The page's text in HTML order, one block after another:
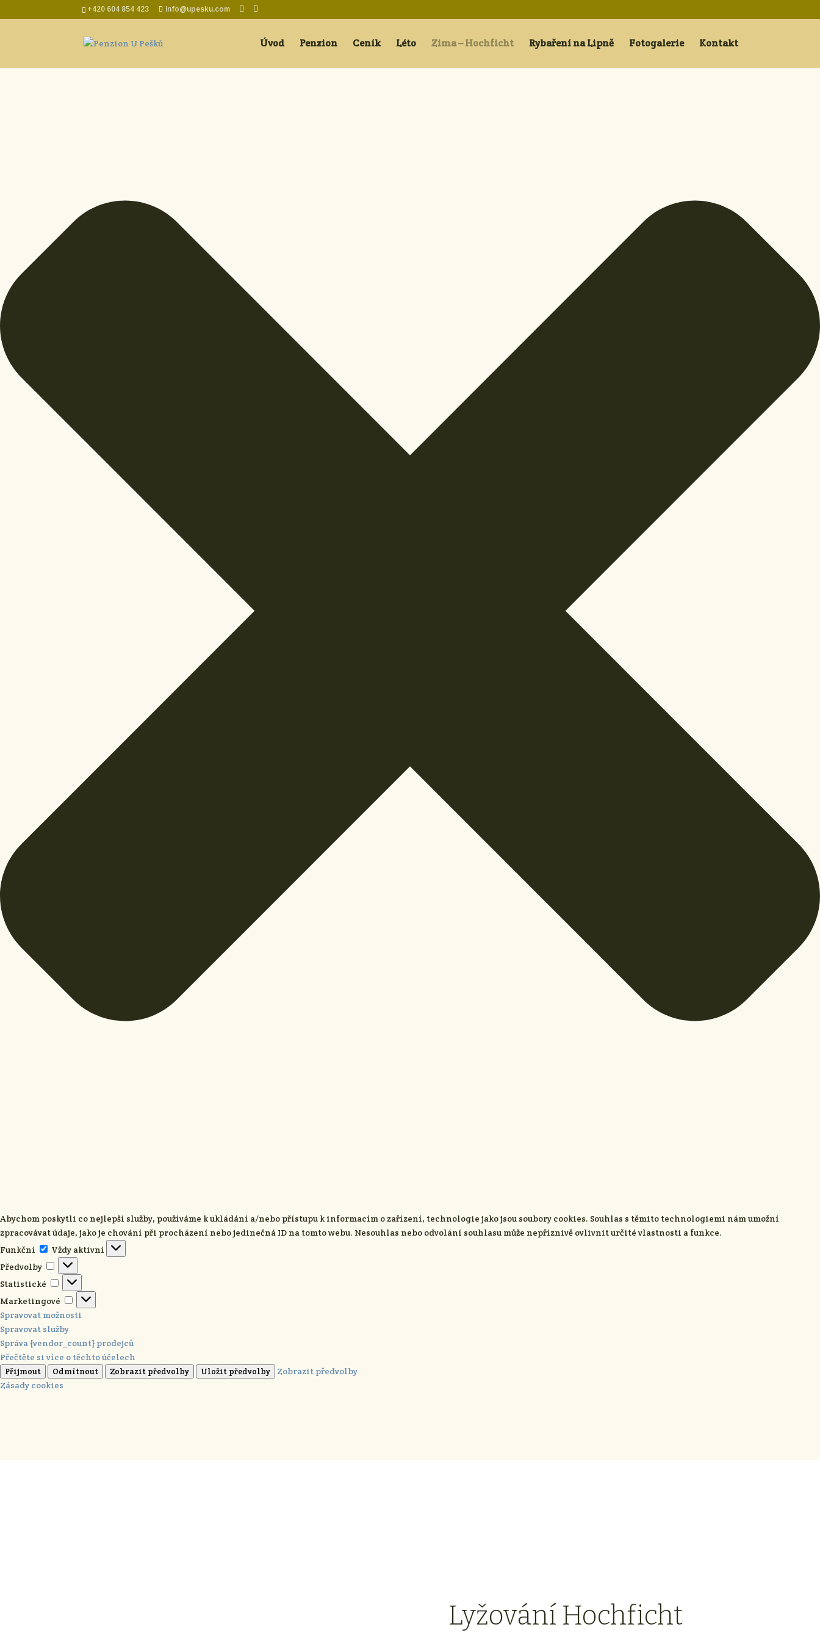
Spravovat Souhlas s cookies
Abychom poskytli co nejlepší služby, používáme k ukládání a/nebo přístupu k informacím o zařízení, technologie jako jsou soubory cookies. Souhlas s těmito technologiemi nám umožní
zpracovávat údaje, jako je chování při procházení nebo jedinečná ID na tomto webu. Nesouhlas nebo odvolání souhlasu může nepříznivě ovlivnit určité vlastnosti a funkce.
Funkční
Funkční
Vždy aktivní
Předvolby
Předvolby
Statistické
Statistické
Marketingové
Marketingové
Spravovat možnosti
Spravovat služby
Správa {vendor_count} prodejců
Přečtěte si více o těchto účelech
Přijmout Odmítnout Zobrazit předvolby Uložit předvolby
Zobrazit předvolby
Zásady cookies
+420 604 854 423 info@upesku.com
Úvod Penzion Ceník Léto Zima – Hochficht Rybaření na Lipně Fotogalerie Kontakt
Lyžování Hochficht